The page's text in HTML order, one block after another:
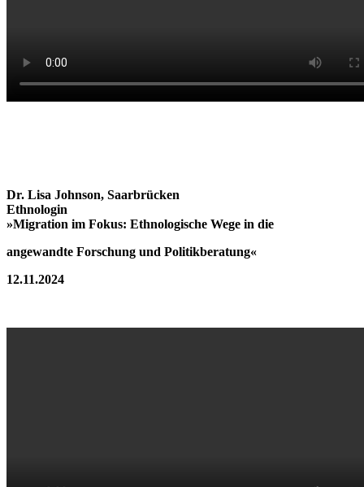
Dr. Lisa Johnson, Saarbrücken
Ethnologin
»Migration im Fokus: Ethnologische Wege in die
angewandte Forschung und Politikberatung«
12.11.2024